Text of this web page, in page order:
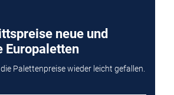
neue und
Europaletten
Palettenpreise wieder leicht gefallen.